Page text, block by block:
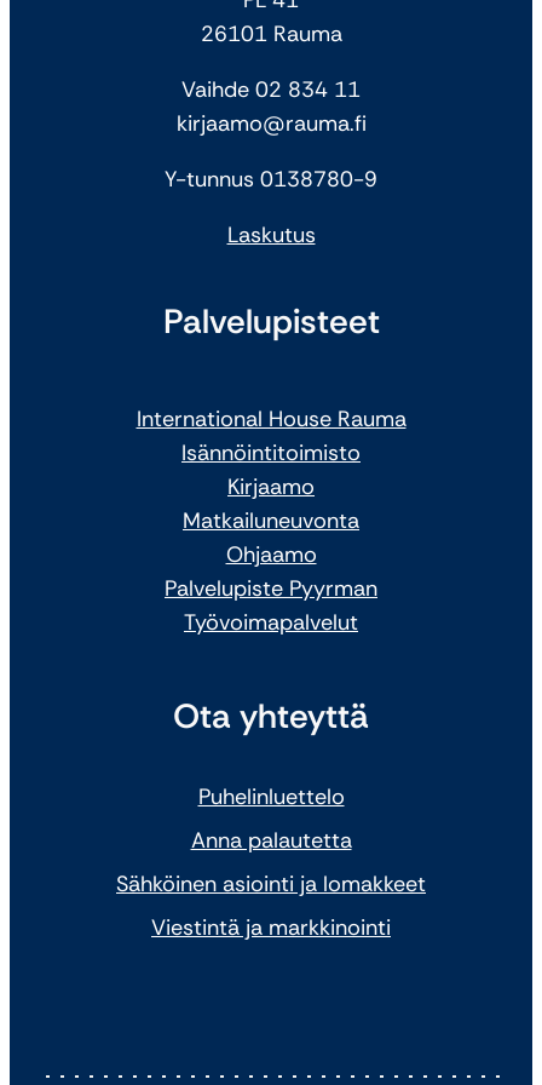
26101 Rauma
Vaihde 02 834 11
kirjaamo@rauma.fi
Y-tunnus 0138780-9
Laskutus
Palvelupisteet
International House Rauma
Isännöintitoimisto
Kirjaamo
Matkailuneuvonta
Ohjaamo
Palvelupiste Pyyrman
Työvoimapalvelut
Ota yhteyttä
Puhelinluettelo
Anna palautetta
Sähköinen asiointi ja lomakkeet
Viestintä ja markkinointi